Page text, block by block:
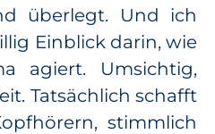
überlegt. Und ich
Einblick darin, wie
agiert. Umsichtig,
Tatsächlich schafft
stimmlich